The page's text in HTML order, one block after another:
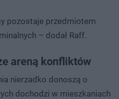
pozostaje przedmiotem
– dodał Raff.
areną konfliktów
nierzadko donoszą o
dochodzi w mieszkaniach